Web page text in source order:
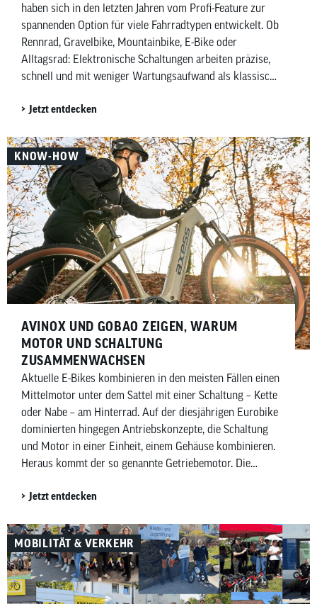
haben sich in den letzten Jahren vom Profi-Feature zur
spannenden Option für viele Fahrradtypen entwickelt. Ob
Rennrad, Gravelbike, Mountainbike, E-Bike oder
Alltagsrad: Elektronische Schaltungen arbeiten präzise,
schnell und mit weniger Wartungsaufwand als klassische
(Digital Integrated Intelligence) und SRAM mit AXS
unterschiedlichen Ansätzen. Während Shimano
elektronische Ketten- und Nabenschaltungen anbietet,
konzentriert sich SRAM vor allem auf kabellose
elektronische Kettenschaltungen. In diesem Artikel
zeigen wir dir, welche elektronischen Schaltungen es von
Shimano und SRAM gibt, wofür und für wen sie sich
eignen und worin sich die beiden Hersteller
unterscheiden.
Jetzt entdecken
KNOW-HOW
AVINOX UND GOBAO ZEIGEN, WARUM
MOTOR UND SCHALTUNG
ZUSAMMENWACHSEN
Aktuelle E-Bikes kombinieren in den meisten Fällen einen
Mittelmotor unter dem Sattel mit einer Schaltung – Kette
oder Nabe – am Hinterrad. Auf der diesjährigen Eurobike
dominierten hingegen Antriebskonzepte, die Schaltung
und Motor in einer Einheit, einem Gehäuse kombinieren.
Heraus kommt der so genannte Getriebemotor. Die
Getriebemotoren vorgestellt, die etablierte Anbieter wie
wollen.
Jetzt entdecken
MOBILITÄT & VERKEHR